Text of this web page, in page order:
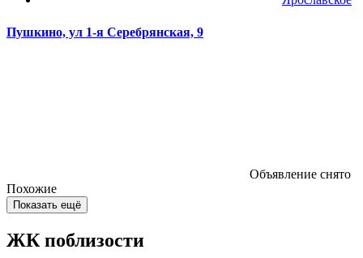
Пушкино, ул 1-я Серебрянская, 9
Объявление снято
Похожие
Показать ещё
ЖК поблизости